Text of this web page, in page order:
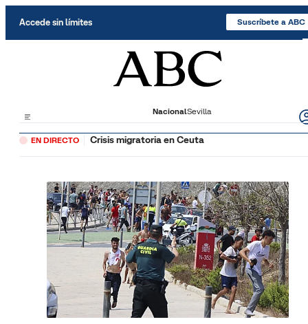
Accede sin límites Suscríbete a ABC
NacionalSevilla
EN DIRECTO Crisis migratoria en Ceuta